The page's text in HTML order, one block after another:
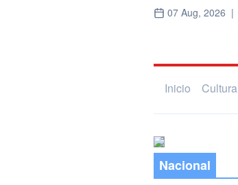
07 Aug, 2026 |
Inicio Cultura
Nacional